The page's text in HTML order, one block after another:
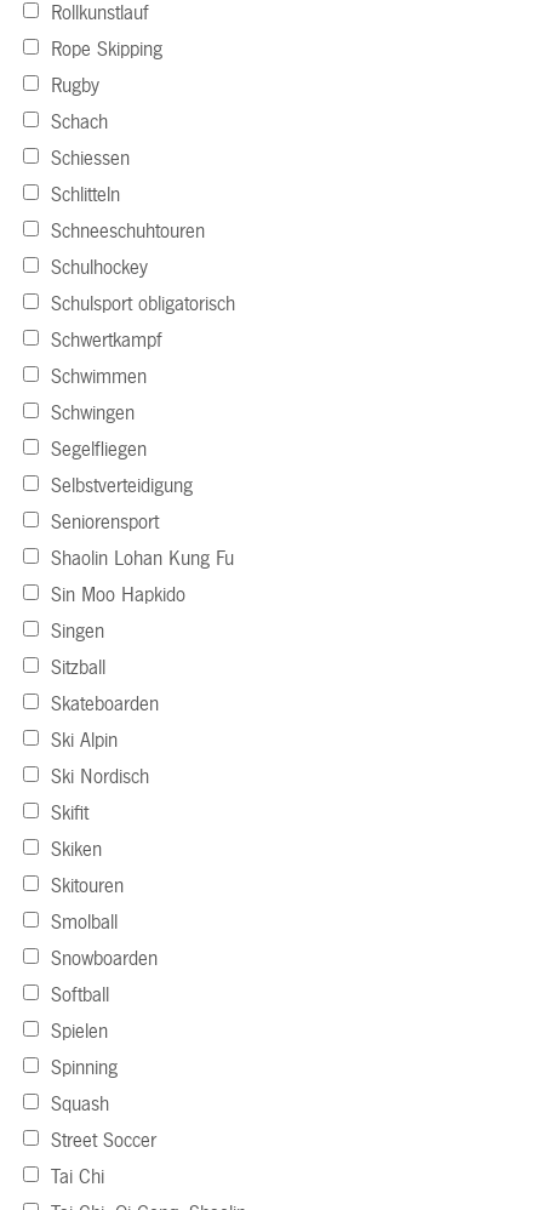
Rollkunstlauf
Rope Skipping
Rugby
Schach
Schiessen
Schlitteln
Schneeschuhtouren
Schulhockey
Schulsport obligatorisch
Schwertkampf
Schwimmen
Schwingen
Segelfliegen
Selbstverteidigung
Seniorensport
Shaolin Lohan Kung Fu
Sin Moo Hapkido
Singen
Sitzball
Skateboarden
Ski Alpin
Ski Nordisch
Skifit
Skiken
Skitouren
Smolball
Snowboarden
Softball
Spielen
Spinning
Squash
Street Soccer
Tai Chi